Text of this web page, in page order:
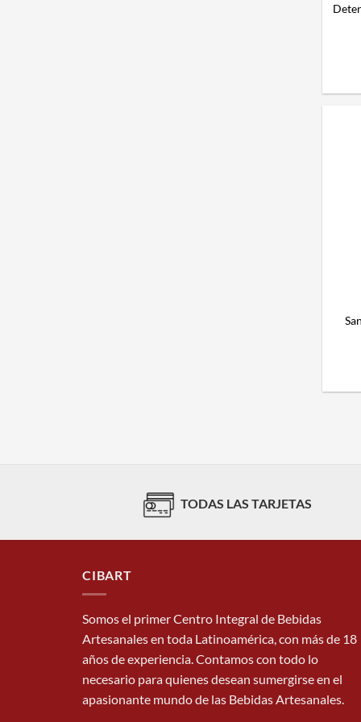
TODAS LAS TARJETAS
CIBART
Somos el primer Centro Integral de Bebidas
Artesanales en toda Latinoamérica, con más de 18
años de experiencia. Contamos con todo lo
necesario para quienes desean sumergirse en el
apasionante mundo de las Bebidas Artesanales.